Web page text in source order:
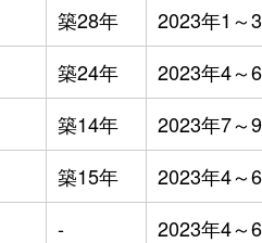
築28年
2023年1～
築24年
2023年4～
築14年
2023年7～
築15年
2023年4～
-
2023年4～